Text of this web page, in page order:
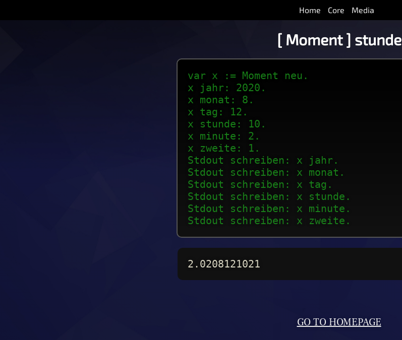
Home Core Media
[ Moment ] stunde
var x := Moment neu.
x jahr: 2020.
x monat: 8.
x tag: 12.
x stunde: 10.
x minute: 2.
x zweite: 1.
Stdout schreiben: x jahr.
Stdout schreiben: x monat.
Stdout schreiben: x tag.
Stdout schreiben: x stunde.
Stdout schreiben: x minute.
Stdout schreiben: x zweite.
2.0208121021
GO TO HOMEPAGE